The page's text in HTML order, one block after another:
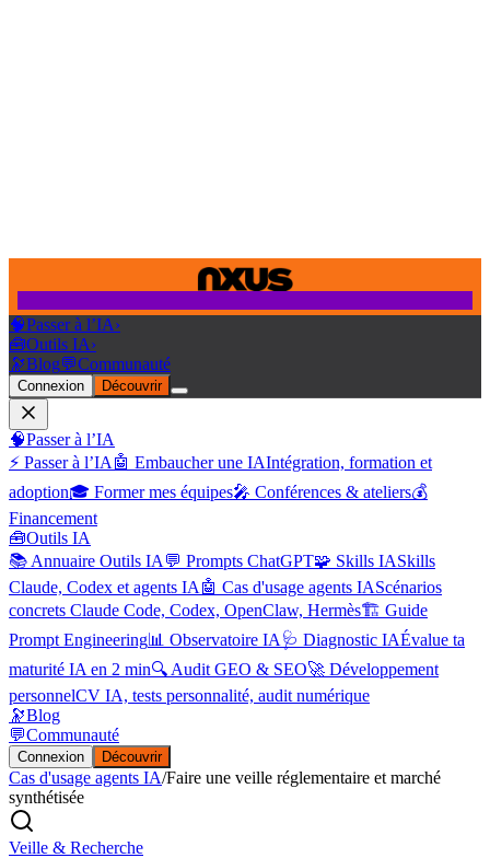
🧠Passer à l’IA›
🧰Outils IA›
🔭Blog💬Communauté
Connexion Découvrir
🧠Passer à l’IA
⚡ Passer à l’IA 🤖 Embaucher une IAIntégration, formation et
adoption🎓 Former mes équipes🎤 Conférences & ateliers💰
Financement
🧰Outils IA
📚 Annuaire Outils IA 💬 Prompts ChatGPT🧩 Skills IASkills
Claude, Codex et agents IA 🤖 Cas d'usage agents IAScénarios
concrets Claude Code, Codex, OpenClaw, Hermès🏗️ Guide
Prompt Engineering📊 Observatoire IA 🩺 Diagnostic IAÉvalue ta
maturité IA en 2 min🔍 Audit GEO & SEO🚀 Développement
personnelCV IA, tests personnalité, audit numérique
🔭Blog
💬Communauté
Connexion Découvrir
Cas d'usage agents IA/Faire une veille réglementaire et marché
synthétisée
Veille & Recherche